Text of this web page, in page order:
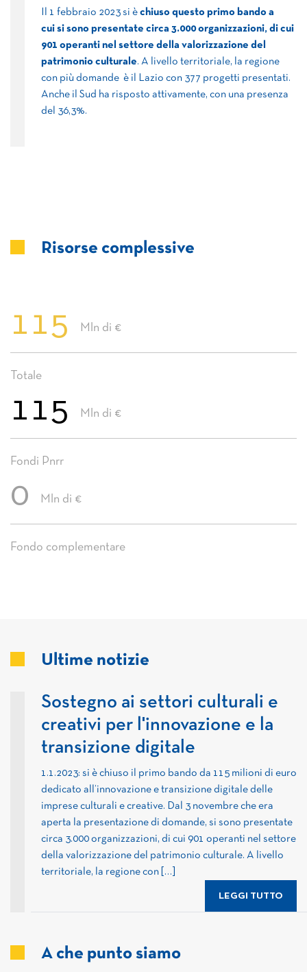
Il 1 febbraio 2023 si è chiuso questo primo bando a
cui si sono presentate circa 3.000 organizzazioni, di cui
901 operanti nel settore della valorizzazione del
patrimonio culturale. A livello territoriale, la regione
con più domande è il Lazio con 377 progetti presentati.
Anche il Sud ha risposto attivamente, con una presenza
del 36,3%.
Risorse complessive
115 Mln di €
Totale
115 Mln di €
Fondi Pnrr
0 Mln di €
Fondo complementare
Ultime notizie
Sostegno ai settori culturali e
creativi per l'innovazione e la
transizione digitale
1.1.2023: si è chiuso il primo bando da 115 milioni di euro
dedicato all’innovazione e transizione digitale delle
imprese culturali e creative. Dal 3 novembre che era
aperta la presentazione di domande, si sono presentate
circa 3.000 organizzazioni, di cui 901 operanti nel settore
della valorizzazione del patrimonio culturale. A livello
territoriale, la regione con […]
LEGGI TUTTO
A che punto siamo